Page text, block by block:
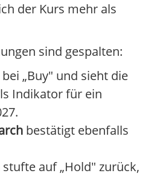
der Kurs mehr als
sind gespalten:
„Buy" und sieht die
Indikator für ein
bestätigt ebenfalls
stufte auf „Hold" zurück,